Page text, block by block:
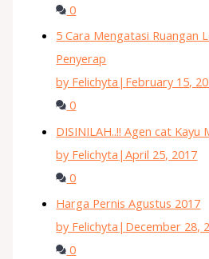
0
5 Cara Mengatasi Ruangan
Penyerap
by Felichyta | February 15,
0
DISINILAH..!! Agen cat Kayu
by Felichyta |April 25, 2017
0
Harga Pernis Agustus 2017
by Felichyta | December 28,
0